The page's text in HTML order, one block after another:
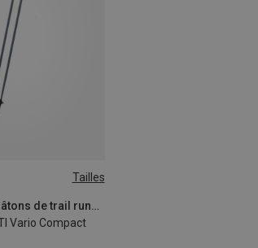
Tailles
Komperdell | Bâtons de trail running
Vario Compact